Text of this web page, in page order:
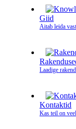
Giid
Aitab leida
Laadige
Kontaktid
Kas teil on